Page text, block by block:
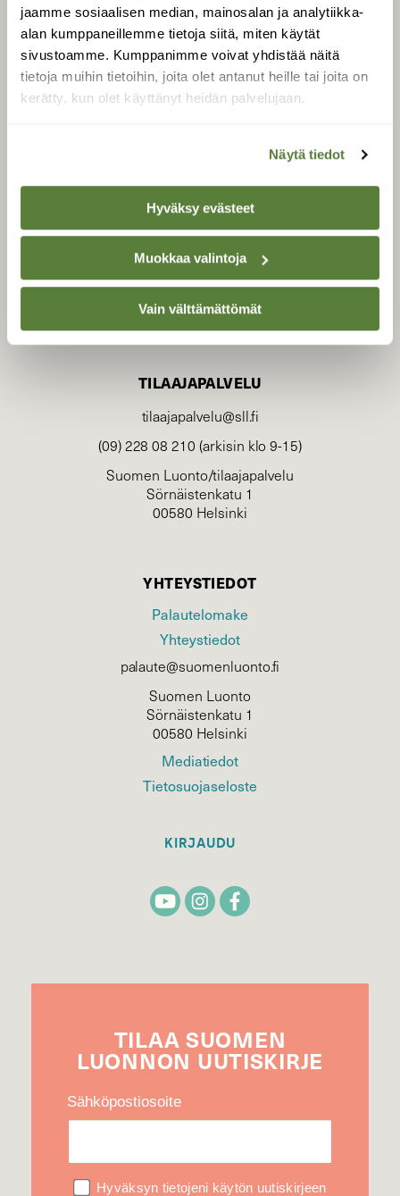
jaamme sosiaalisen median, mainosalan ja analytiikka-
alan kumppaneillemme tietoja siitä, miten käytät
sivustoamme. Kumppanimme voivat yhdistää näitä
tietoja muihin tietoihin, joita olet antanut heille tai joita on
kerätty, kun olet käyttänyt heidän palvelujaan.
Näytä tiedot
Hyväksy evästeet
Muokkaa valintoja
Vain välttämättömät
SUOMEN LUONNON­
SUOJELU­LIITTO
Suomen Luonto -lehden
luonnonsuojelu­liitto.
TILAAJAPALVELU
tilaajapalvelu@sll.fi
(09) 228 08 210 (arkisin klo 9-15)
Suomen Luonto/tilaajapalvelu
Sörnäistenkatu 1
00580 Helsinki
YHTEYSTIEDOT
Palautelomake
Yhteystiedot
palaute@suomenluonto.fi
Suomen Luonto
Sörnäistenkatu 1
00580 Helsinki
Mediatiedot
Tietosuojaseloste
KIRJAUDU
TILAA SUOMEN
LUONNON UUTIS­KIRJE
Sähköpostiosoite
Hyväksyn tietojeni käytön uutiskirjeen